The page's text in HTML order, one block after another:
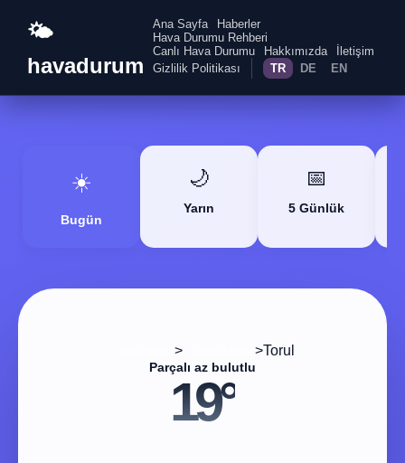
🌤️
havadurum
Ana Sayfa
Haberler
Hava Durumu Rehberi
Canlı Hava Durumu
Hakkımızda
İletişim
Gizlilik Politikası
TR DE EN
☀️
Bugün
🌙
Yarın
📅
5 Günlük
> >Torul
Parçalı az bulutlu
19°